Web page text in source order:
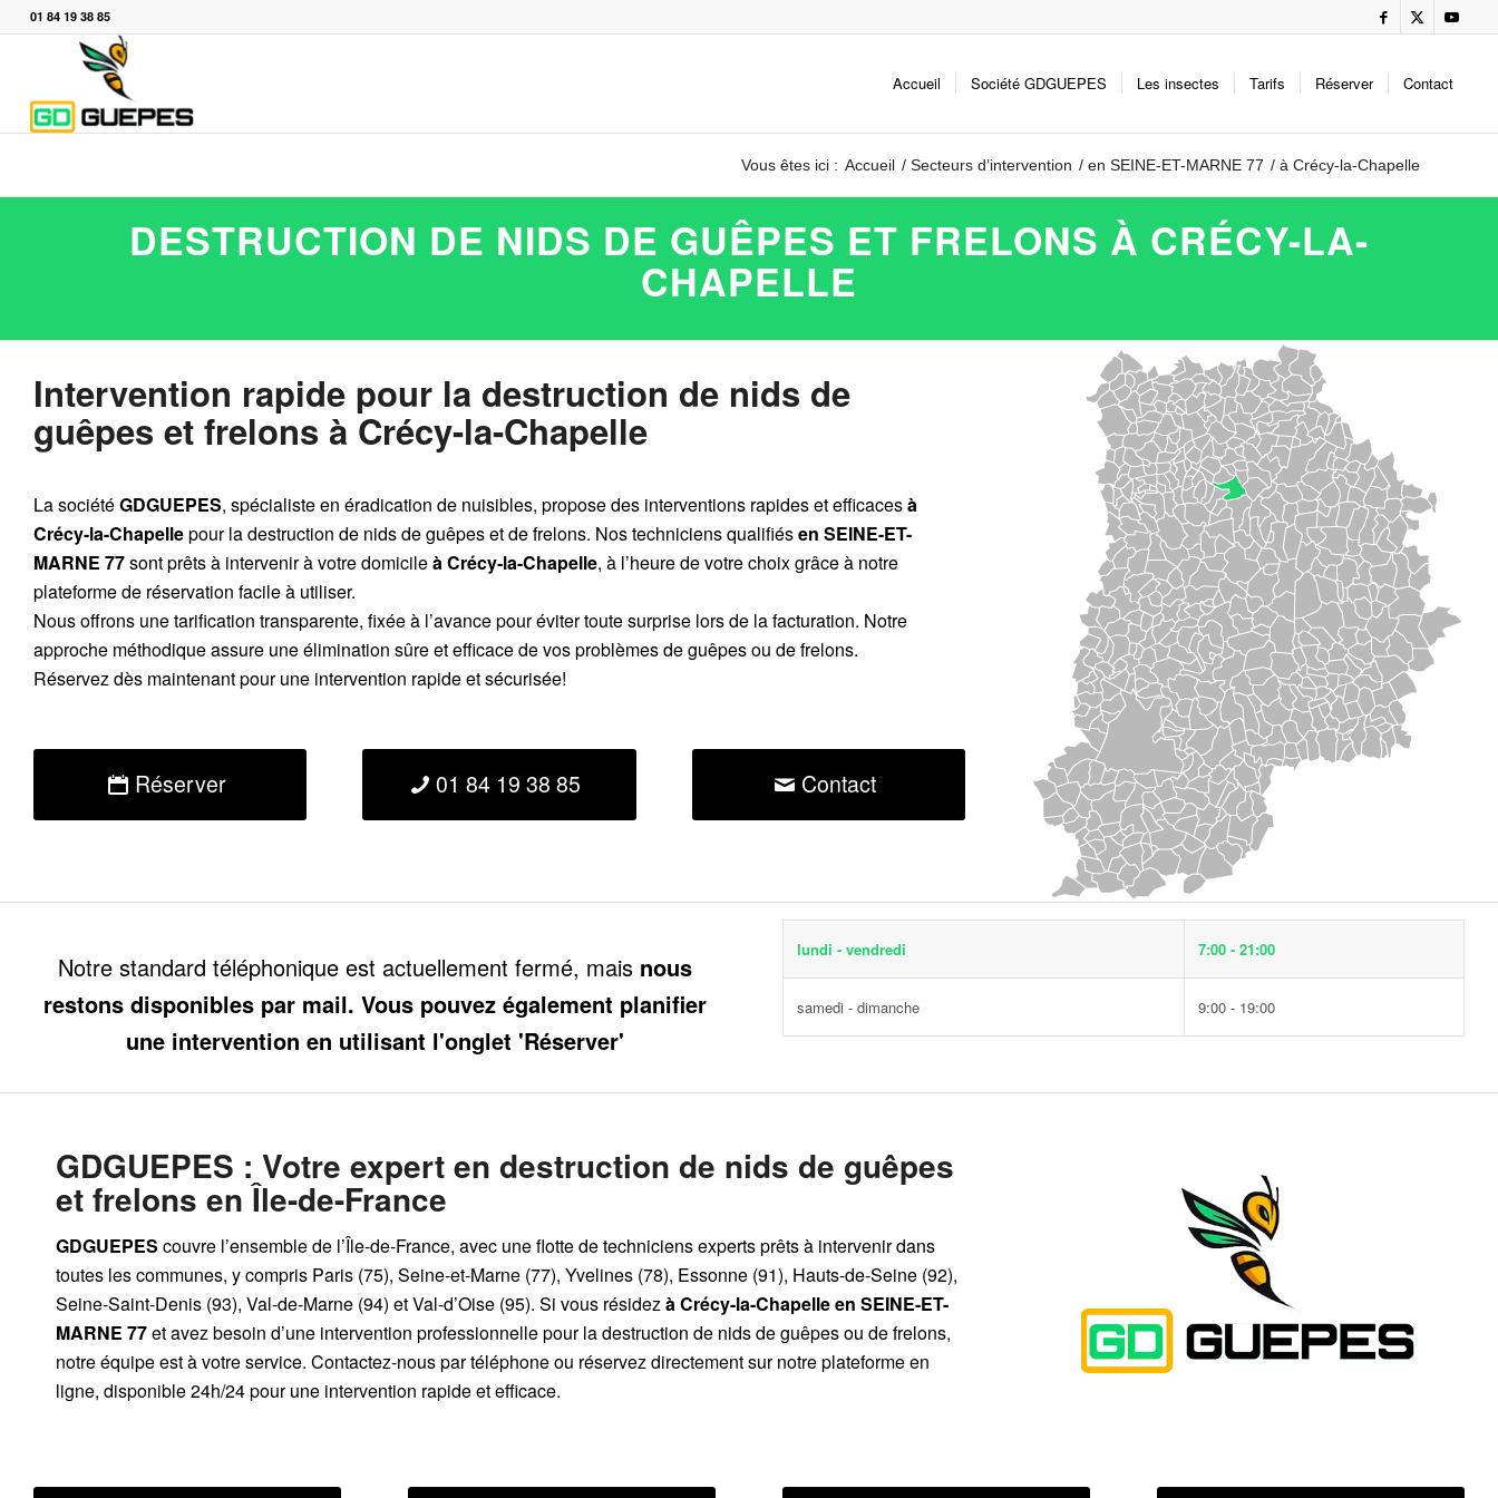
01 84 19 38 85
Accueil Société GDGUEPES Les insectes Tarifs Réserver Contact
Vous êtes ici : Accueil / Secteurs d’intervention / en SEINE-ET-MARNE 77 / à Crécy-la-Chapelle
DESTRUCTION DE NIDS DE GUÊPES ET FRELONS À CRÉCY-LA-
CHAPELLE
Intervention rapide pour la destruction de nids de
guêpes et frelons à Crécy-la-Chapelle
La sociétéGDGUEPES, spécialiste en éradication de nuisibles, propose des interventions rapides et efficacesà
Crécy-la-Chapellepour la destruction de nids de guêpes et de frelons. Nos techniciens qualifiésen SEINE-ET-
MARNE 77sont prêts à intervenir à votre domicileà Crécy-la-Chapelle, à l’heure de votre choix grâce à notre
plateforme de réservation facile à utiliser.
Nous offrons une tarification transparente, fixée à l’avance pour éviter toute surprise lors de la facturation. Notre
approche méthodique assure une élimination sûre et efficace de vos problèmes de guêpes ou de frelons.
Réservez dès maintenant pour une intervention rapide et sécurisée!
Réserver 01 84 19 38 85 Contact
Notre standard téléphonique est actuellement fermé, mais nous
restons disponibles par mail. Vous pouvez également planifier
une intervention en utilisant l'onglet 'Réserver'
lundi - vendredi 7:00 - 21:00
samedi - dimanche 9:00 - 19:00
GDGUEPES : Votre expert en destruction de nids de guêpes
et frelons en Île-de-France
GDGUEPES couvre l’ensemble de l’Île-de-France, avec une flotte de techniciens experts prêts à intervenir dans
toutes les communes, y compris Paris (75), Seine-et-Marne (77), Yvelines (78), Essonne (91), Hauts-de-Seine (92),
Seine-Saint-Denis (93), Val-de-Marne (94) et Val-d’Oise (95). Si vous résidez à Crécy-la-Chapelleen SEINE-ET-
MARNE 77et avez besoin d’une intervention professionnelle pour la destruction de nids de guêpes ou de frelons,
notre équipe est à votre service. Contactez-nous par téléphone ou réservez directement sur notre plateforme en
ligne, disponible 24h/24 pour une intervention rapide et efficace.